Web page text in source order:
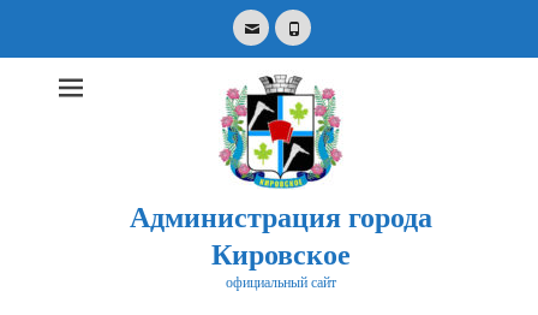
EmailPhone
Администрация города
Кировское
официальный сайт